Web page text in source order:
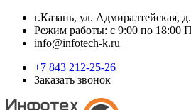
г.Казань, ул. Адмиралтейская,
Режим работы: с 9:00 по 18:00
info@infotech-k.ru
+7 843 212-25-26
Заказать звонок